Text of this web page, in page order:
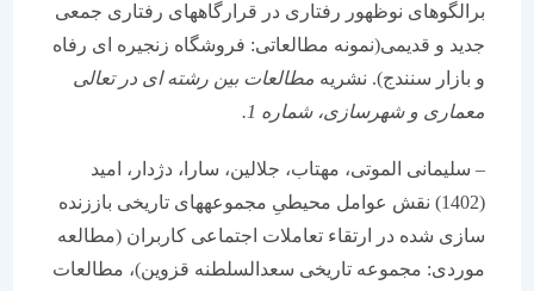
برالگوهای نوظهور رفتاری در قرارگاههای رفتاری جمعی
جدید و قدیمی(نمونه مطالعاتی: فروشگاه زنجیره ای رفاه
و بازار سنندج). نشریهمطالعات بین رشته ای در تعالی
معماری و شهرسازی، شماره 1.
– سلیمانی الموتی، مهتاب، جلالین، سارا، دژدار، امید
(1402) نقش عوامل محیطیِ مجموعههای تاریخی باززنده
سازی شده در ارتقاء تعاملات اجتماعی کاربران (مطالعه
موردی: مجموعه تاریخی سعدالسلطنه قزوین)، مطالعات